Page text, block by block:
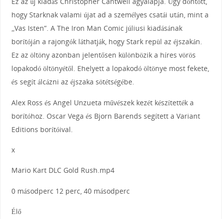
hogy Starknak valami újat ad a személyes csatái után, mint a
„Vas Isten”. A The Iron Man Comic júliusi kiadásának
borítóján a rajongók láthatják, hogy Stark repül az éjszakán.
Ez az öltöny azonban jelentősen különbözik a híres vörös
lopakodó öltönyétől. Ehelyett a lopakodó öltönye most fekete,
és segít álcázni az éjszaka sötétségébe.
Alex Ross és Angel Unzueta művészek kezét készítették a
borítóhoz. Oscar Vega és Bjorn Barends segített a Variant
Editions borítóival.
x
Mario Kart DLC Gold Rush.mp4
0 másodperc 12 perc, 40 másodperc
Élő